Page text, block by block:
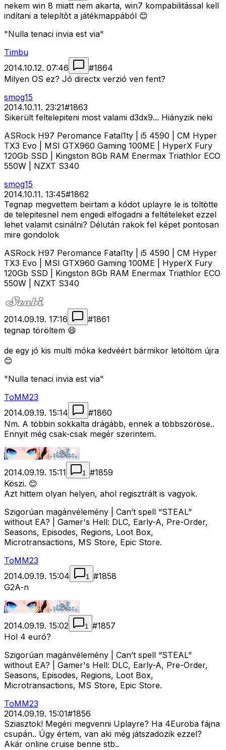
nekem win 8 miatt nem akarta, win7 kompabilitással kell
indítani a telepítőt a játékmappából 😊
"Nulla tenaci invia est via"
Timbu
2014.10.12. 07:46
#1864
Milyen OS ez? Jó directx verzió ven fent?
smog15
2014.10.11. 23:21#1863
Sikerült feltelepiteni most valami d3dx9... Hiányzik neki
ASRock H97 Peromance Fatal1ty | i5 4590 | CM Hyper
TX3 Evo | MSI GTX960 Gaming 100ME | HyperX Fury
120Gb SSD | Kingston 8Gb RAM Enermax Triathlor ECO
550W | NZXT S340
smog15
2014.10.11. 13:45#1862
Tegnap megvettem beirtam a kódot uplayre le is töltötte
de telepitesnel nem engedi elfogadni a feltételeket ezzel
lehet valamit csinálni? Délután rakok fel képet pontosan
mire gondolok
ASRock H97 Peromance Fatal1ty | i5 4590 | CM Hyper
TX3 Evo | MSI GTX960 Gaming 100ME | HyperX Fury
120Gb SSD | Kingston 8Gb RAM Enermax Triathlor ECO
550W | NZXT S340
2014.09.19. 17:16 #1861
tegnap töröltem 😄
de egy jó kis multi móka kedvéért bármikor letöltöm újra
😊
"Nulla tenaci invia est via"
ToMM23
2014.09.19. 15:14
#1860
Nm. A többin sokkalta drágább, ennek a többszöröse..
Ennyit még csak-csak megér szerintem.
2014.09.19. 15:11 1 #1859
Köszi. 😊
Azt hittem olyan helyen, ahol regisztrált is vagyok.
Szigorúan magánvélemény | Can’t spell “STEAL”
without EA? | Gamer's Hell: DLC, Early-A, Pre-Order,
Seasons, Episodes, Regions, Loot Box,
Microtransactions, MS Store, Epic Store.
ToMM23
2014.09.19. 15:04
1 #1858
G2A-n
2014.09.19. 15:02 1 #1857
Hol 4 euró?
Szigorúan magánvélemény | Can’t spell “STEAL”
without EA? | Gamer's Hell: DLC, Early-A, Pre-Order,
Seasons, Episodes, Regions, Loot Box,
Microtransactions, MS Store, Epic Store.
ToMM23
2014.09.19. 15:01#1856
Sziasztok! Megéri megvenni Uplayre? Ha 4Euroba fájna
csupán.. Úgy értem, van aki még játszadozik ezzel?
Akár online cruise benne stb..